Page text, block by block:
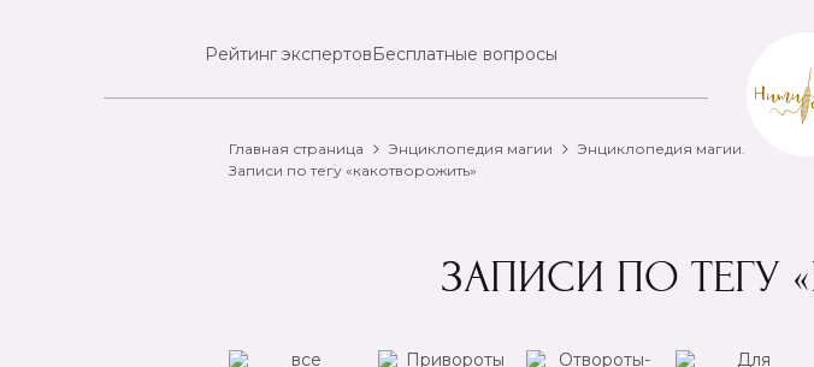
Рейтинг экспертовБесплатные вопросы
Главная страница Энциклопедия магии
Энциклопедия магии.
Записи по тегу «какотворожить»
ЗАПИСИ ПО ТЕГУ